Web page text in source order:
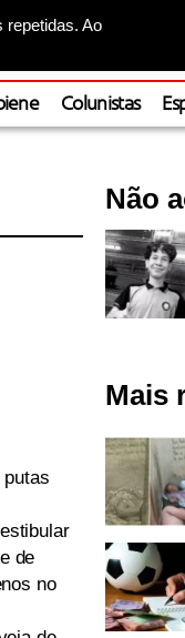
repetidas. Ao
Colunistas
de
no
Não
Mais